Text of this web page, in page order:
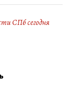
СПб сегодня